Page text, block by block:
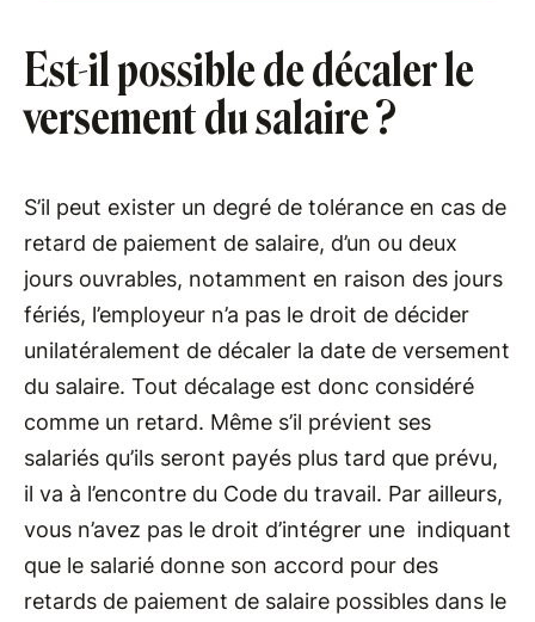
Est-il possible de décaler le
versement du salaire ?
S’il peut exister un degré de tolérance en cas de
retard de paiement de salaire, d’un ou deux
jours ouvrables, notamment en raison des jours
fériés, l’employeur n’a pas le droit de décider
unilatéralement de décaler la date de versement
du salaire. Tout décalage est donc considéré
comme un retard. Même s’il prévient ses
salariés qu’ils seront payés plus tard que prévu,
il va à l’encontre du Code du travail. Par ailleurs,
vous n’avez pas le droit d’intégrer une indiquant
que le salarié donne son accord pour des
retards de paiement de salaire possibles dans le